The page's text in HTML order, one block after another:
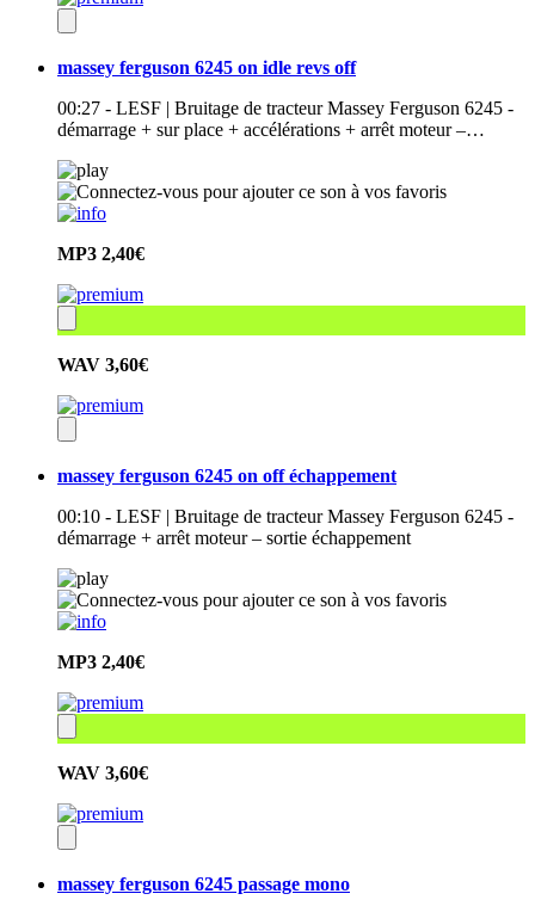
massey ferguson 6245 on idle revs off
00:27 - LESF | Bruitage de tracteur Massey Ferguson 6245 -
démarrage + sur place + accélérations + arrêt moteur –…
MP3 2,40€
WAV 3,60€
massey ferguson 6245 on off échappement
00:10 - LESF | Bruitage de tracteur Massey Ferguson 6245 -
démarrage + arrêt moteur – sortie échappement
MP3 2,40€
WAV 3,60€
massey ferguson 6245 passage mono